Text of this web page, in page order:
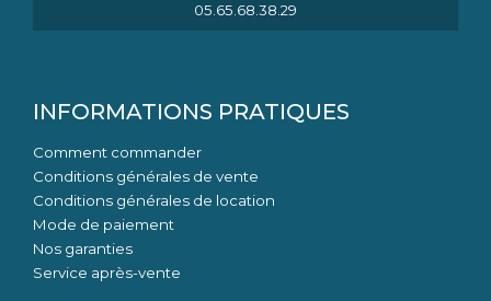
05.65.68.38.29
INFORMATIONS PRATIQUES
Comment commander
Conditions générales de vente
Conditions générales de location
Mode de paiement
Nos garanties
Service après-vente